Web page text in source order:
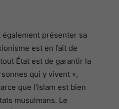
présenter sa
est en fait de
État est de garantir la
qui y vivent »,
que l’islam est bien
musulmans. Le